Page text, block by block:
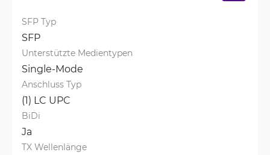
SFP Typ
SFP
Unterstützte Medientypen
Single-Mode
Anschluss Typ
(1) LC UPC
BiDi
Ja
TX Wellenlänge